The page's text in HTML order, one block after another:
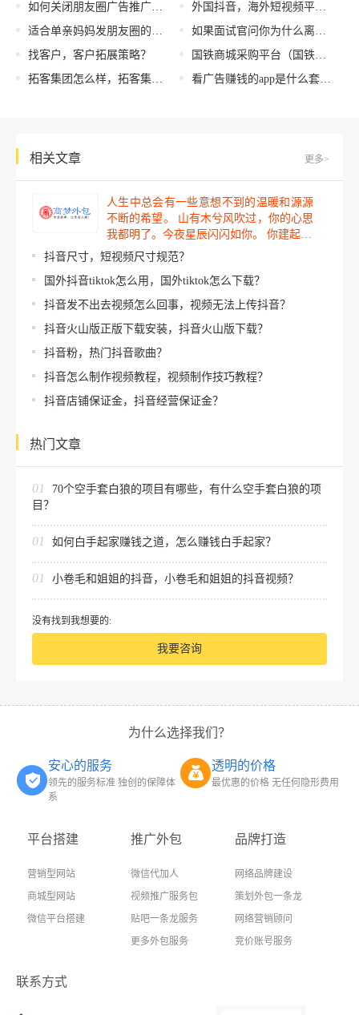
如何关闭朋友圈广告推广，如何关闭朋友圈广告推广知乎？
适合单亲妈妈发朋友圈的短句有哪些呢，适合单亲妈妈发朋友圈的短句有哪些文案？
找客户，客户拓展策略？
拓客集团怎么样，拓客集团怎么样知乎？
外国抖音，海外短视频平台？
如果面试官问你为什么离开上一家公司还怎么回答，面试问为什么离开上一家公司怎么说
国铁商城采购平台（国铁商城采购平台app下载）
看广告赚钱的app是什么套路，什么app看广告挣钱？
相关文章 更多>
人生中总会有一些意想不到的温暖和源源
不断的希望。 山有木兮风吹过，你的心思
我都明了。今夜星辰闪闪如你。 你建起…
抖音尺寸，短视频尺寸规范？
国外抖音tiktok怎么用，国外tiktok怎么下载？
抖音发不出去视频怎么回事，视频无法上传抖音？
抖音火山版正版下载安装，抖音火山版下载？
抖音粉，热门抖音歌曲？
抖音怎么制作视频教程，视频制作技巧教程？
抖音店铺保证金，抖音经营保证金？
热门文章
01
70个空手套白狼的项目有哪些，有什么空手套白狼的项
目？
01 如何白手起家赚钱之道，怎么赚钱白手起家？
01 小卷毛和姐姐的抖音，小卷毛和姐姐的抖音视频？
没有找到我想要的:
我要咨询
为什么选择我们？
安心的服务
领先的服务标准 独创的保障体
系
透明的价格
最优惠的价格 无任何隐形费用
平台搭建
营销型网站
商城型网站
微信平台搭建
推广外包
微信代加人
视频推广服务包
贴吧一条龙服务
更多外包服务
品牌打造
网络品牌建设
策划外包一条龙
网络营销顾问
竞价账号服务
联系方式